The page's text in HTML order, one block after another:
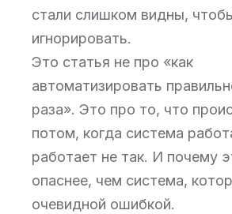
стали слишком видны,
игнорировать.
Это статья не про «как
автоматизировать
раза». Это про то, что
потом, когда система
работает не так. И почему
опаснее, чем система,
очевидной ошибкой.